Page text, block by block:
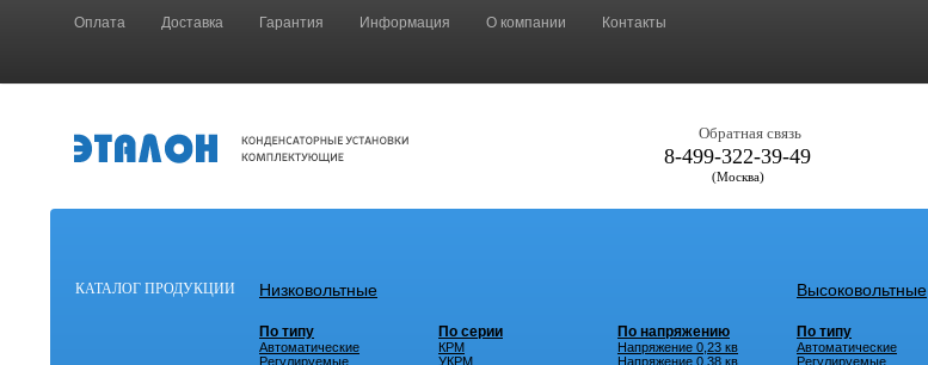
Оплата Доставка Гарантия Информация О компании Контакты
Обратная связь
8-499-322-39-49
(Москва)
КАТАЛОГ ПРОДУКЦИИ Низковольтные
По типу
Автоматические
Регулируемые
По серии
КРМ
УКРМ
По напряжению
Напряжение 0,23 кв
Напряжение 0,38 кв
Высоковольтные
По типу
Автоматические
Регулируемые